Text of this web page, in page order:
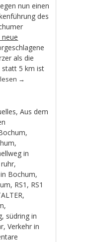
nun einen
des
neue
als die
statt 5 km ist
→
,Aus dem
,
,
in
,
Bochum,
, RS1 , RS1
,
,
, südring in
,Verkehr in